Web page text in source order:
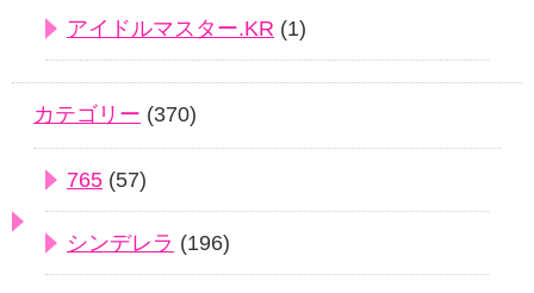
アイドルマスター.KR (1)
カテゴリー (370)
765 (57)
シンデレラ (196)